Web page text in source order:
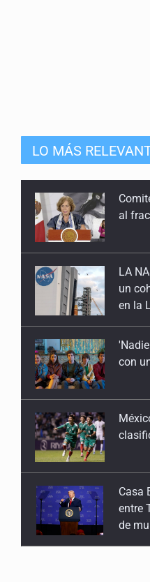
Ajustes a la Ley de
13 de Febrero de
Reclutamiento forzado
Estado
30 de Enero de 2026
Al estilo Jalisco
16 de Enero de 2026
LO MÁS
LA
un
con
Casa
entre
exigir
Ruffo